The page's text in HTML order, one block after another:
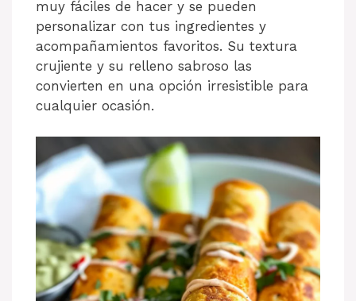
muy fáciles de hacer y se pueden
personalizar con tus ingredientes y
acompañamientos favoritos. Su textura
crujiente y su relleno sabroso las
convierten en una opción irresistible para
cualquier ocasión.